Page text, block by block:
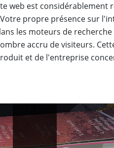
web est considérablement
propre présence sur
les moteurs de
accru de visiteurs.
et de l'entreprise